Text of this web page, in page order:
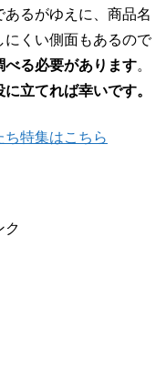
るがゆえに、商品名
くい側面もあるので
べる必要があります。
立てれば幸いです。
ち特集はこちら
ク